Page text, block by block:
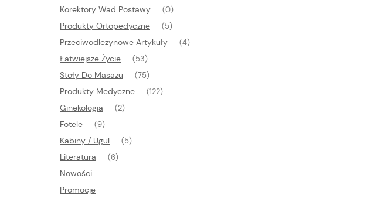
Korektory Wad Postawy (0)
Produkty Ortopedyczne (5)
Przeciwodleżynowe Artykuły (4)
Łatwiejsze Życie (53)
Stoły Do Masażu (75)
Produkty Medyczne (122)
Ginekologia (2)
Fotele (9)
Kabiny / Ugul (5)
Literatura (6)
Nowości
Promocje